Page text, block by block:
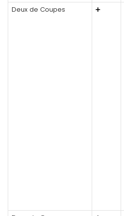
Deux de Coupes
➕